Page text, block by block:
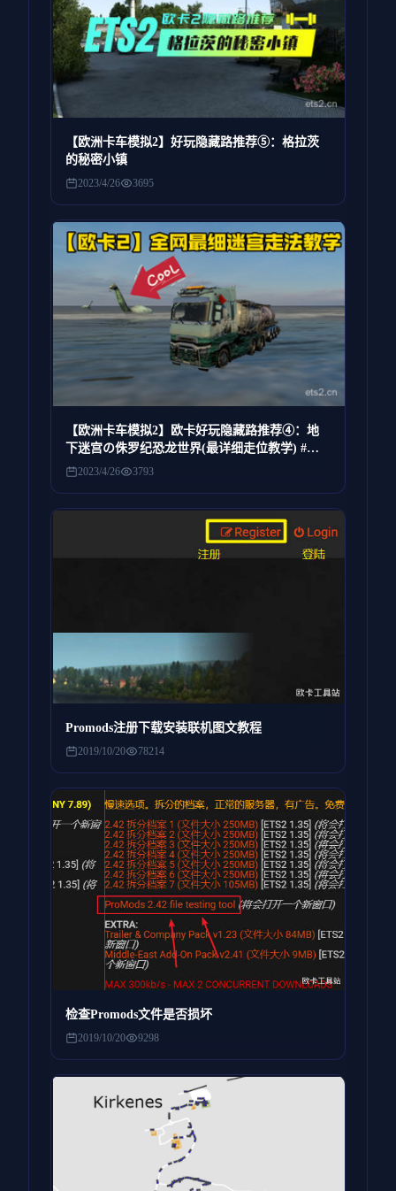
【欧洲卡车模拟2】好玩隐藏路推荐⑤：格拉茨
的秘密小镇
2023/4/26 3695
【欧洲卡车模拟2】欧卡好玩隐藏路推荐④：地
下迷宫の侏罗纪恐龙世界(最详细走位教学) #欧
洲卡车模拟2
2023/4/26 3793
Promods注册下载安装联机图文教程
2019/10/20 78214
检查Promods文件是否损坏
2019/10/20 9298